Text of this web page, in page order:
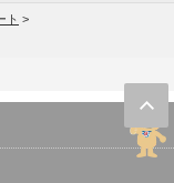
ト >